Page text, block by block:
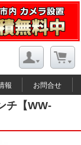
報 お問合せ
チ【WW-